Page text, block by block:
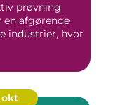
prøvning
en afgørende
industrier, hvor
okt